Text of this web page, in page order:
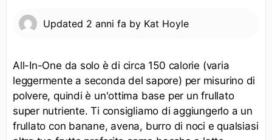
Updated 2 anni fa by Kat Hoyle
All-In-One da solo è di circa 150 calorie (varia
leggermente a seconda del sapore) per misurino di
polvere, quindi è un'ottima base per un frullato
super nutriente. Ti consigliamo di aggiungerlo a un
frullato con banane, avena, burro di noci e qualsiasi